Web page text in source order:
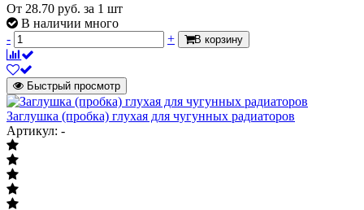
От 28.70 руб. за 1 шт
В наличии много
-
+ В корзину
Быстрый просмотр
Заглушка (пробка) глухая для чугунных радиаторов
Артикул: -